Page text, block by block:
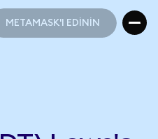
METAMASK'I EDİNİN